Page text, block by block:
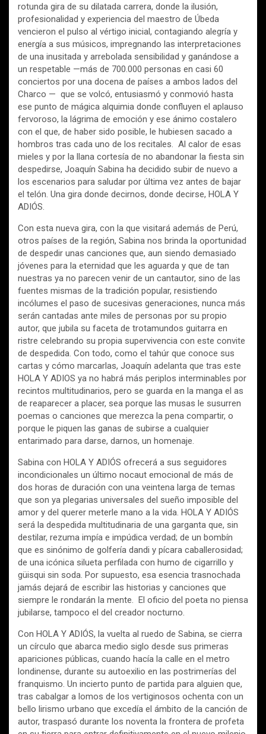
rotunda gira de su dilatada carrera, donde la ilusión,
profesionalidad y experiencia del maestro de Úbeda
vencieron el pulso al vértigo inicial, contagiando alegría y
energía a sus músicos, impregnando las interpretaciones
de una inusitada y arrebolada sensibilidad y ganándose a
un respetable —más de 700.000 personas en casi 60
conciertos por una docena de países a ambos lados del
Charco — que se volcó, entusiasmó y conmovió hasta
ese punto de mágica alquimia donde confluyen el aplauso
fervoroso, la lágrima de emoción y ese ánimo costalero
con el que, de haber sido posible, le hubiesen sacado a
hombros tras cada uno de los recitales. Al calor de esas
mieles y por la llana cortesía de no abandonar la fiesta sin
despedirse, Joaquín Sabina ha decidido subir de nuevo a
los escenarios para saludar por última vez antes de bajar
el telón. Una gira donde decirnos, donde decirse, HOLA Y
ADIÓS.
Con esta nueva gira, con la que visitará además de Perú,
otros países de la región, Sabina nos brinda la oportunidad
de despedir unas canciones que, aun siendo demasiado
jóvenes para la eternidad que les aguarda y que de tan
nuestras ya no parecen venir de un cantautor, sino de las
fuentes mismas de la tradición popular, resistiendo
incólumes el paso de sucesivas generaciones, nunca más
serán cantadas ante miles de personas por su propio
autor, que jubila su faceta de trotamundos guitarra en
ristre celebrando su propia supervivencia con este convite
de despedida. Con todo, como el tahúr que conoce sus
cartas y cómo marcarlas, Joaquín adelanta que tras este
HOLA Y ADIOS ya no habrá más periplos interminables por
recintos multitudinarios, pero se guarda en la manga el as
de reaparecer a placer, sea porque las musas le susurren
poemas o canciones que merezca la pena compartir, o
porque le piquen las ganas de subirse a cualquier
entarimado para darse, darnos, un homenaje.
Sabina con HOLA Y ADIÓS ofrecerá a sus seguidores
incondicionales un último nocaut emocional de más de
dos horas de duración con una veintena larga de temas
que son ya plegarias universales del sueño imposible del
amor y del querer meterle mano a la vida. HOLA Y ADIÓS
será la despedida multitudinaria de una garganta que, sin
destilar, rezuma impía e impúdica verdad; de un bombín
que es sinónimo de golfería dandi y pícara caballerosidad;
de una icónica silueta perfilada con humo de cigarrillo y
güisqui sin soda. Por supuesto, esa esencia trasnochada
jamás dejará de escribir las historias y canciones que
siempre le rondarán la mente. El oficio del poeta no piensa
jubilarse, tampoco el del creador nocturno.
Con HOLA Y ADIÓS, la vuelta al ruedo de Sabina, se cierra
un círculo que abarca medio siglo desde sus primeras
apariciones públicas, cuando hacía la calle en el metro
londinense, durante su autoexilio en las postrimerías del
franquismo. Un incierto punto de partida para alguien que,
tras cabalgar a lomos de los vertiginosos ochenta con un
bello lirismo urbano que excedía el ámbito de la canción de
autor, traspasó durante los noventa la frontera de profeta